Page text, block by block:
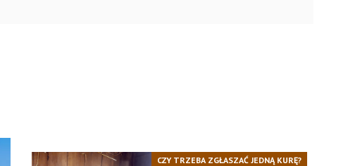
CZY TRZEBA ZGŁASZAĆ JEDNĄ KURĘ?